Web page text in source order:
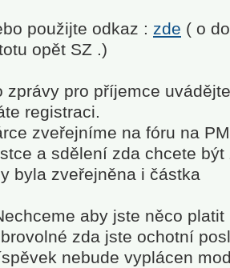
použijte odkaz : zde ( o
opět SZ .)
zprávy pro příjemce
registraci.
zveřejníme na fóru na
a sdělení zda chcete
byla zveřejněna i částka
aby jste něco
zda jste ochotní
nebude vyplácen